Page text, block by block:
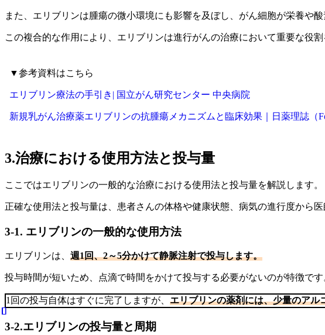
また、エリブリンは腫瘍の微小環境にも影響を及ぼし、がん細胞が栄養や
この複合的な作用により、エリブリンは進行がんの治療において重要な役
▼参考資料はこちら
エリブリン療法の手引き| 国立がん研究センター 中央病院
新規乳がん治療薬エリブリンの抗腫瘍メカニズムと臨床効果｜日薬理誌（
3.治療における使用方法と投与量
ここではエリブリンの一般的な治療における使用法と投与量を解説します。
正確な使用法と投与量は、患者さんの体格や健康状態、病気の進行度から医
3-1. エリブリンの一般的な使用方法
エリブリンは、 週1回、2～5分かけて静脈注射で投与します。
投与時間が短いため、点滴で時間をかけて投与する必要がないのが特徴です
1回の投与自体はすぐに完了しますが、 エリブリンの薬剤には、少量のアル
3-2.エリブリンの投与量と周期